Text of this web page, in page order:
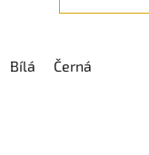
Bílá Černá